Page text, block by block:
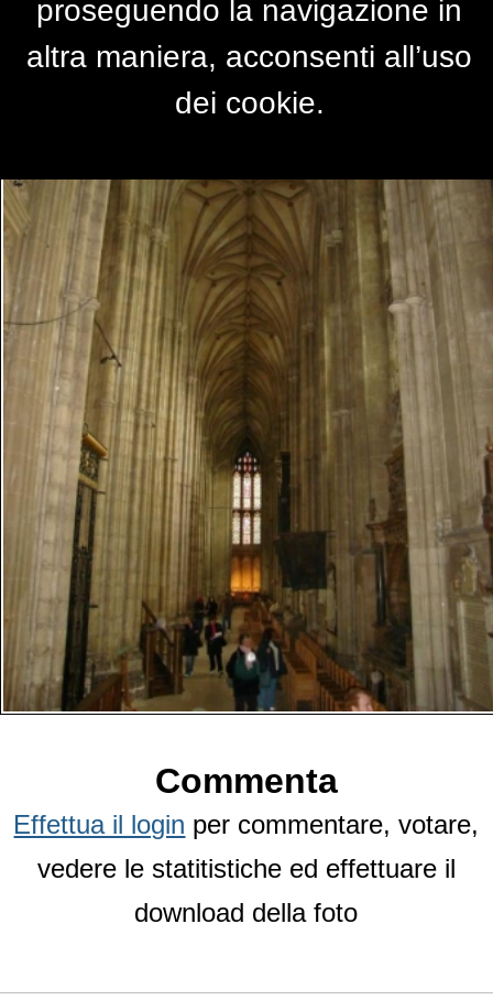
Commenta
Effettua il login per commentare, votare,
vedere le statitistiche ed effettuare il
download della foto
proseguendo la navigazione in
altra maniera, acconsenti all’uso
dei cookie.